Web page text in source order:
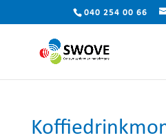
040 254 00 66